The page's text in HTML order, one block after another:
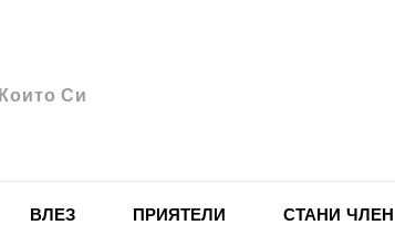
Си
ВЛЕЗ ПРИЯТЕЛИ СТАНИ ЧЛЕН